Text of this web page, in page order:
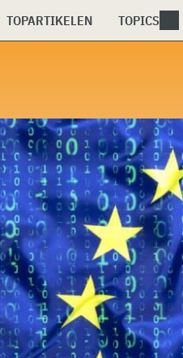
TOPARTIKELEN TOPICS